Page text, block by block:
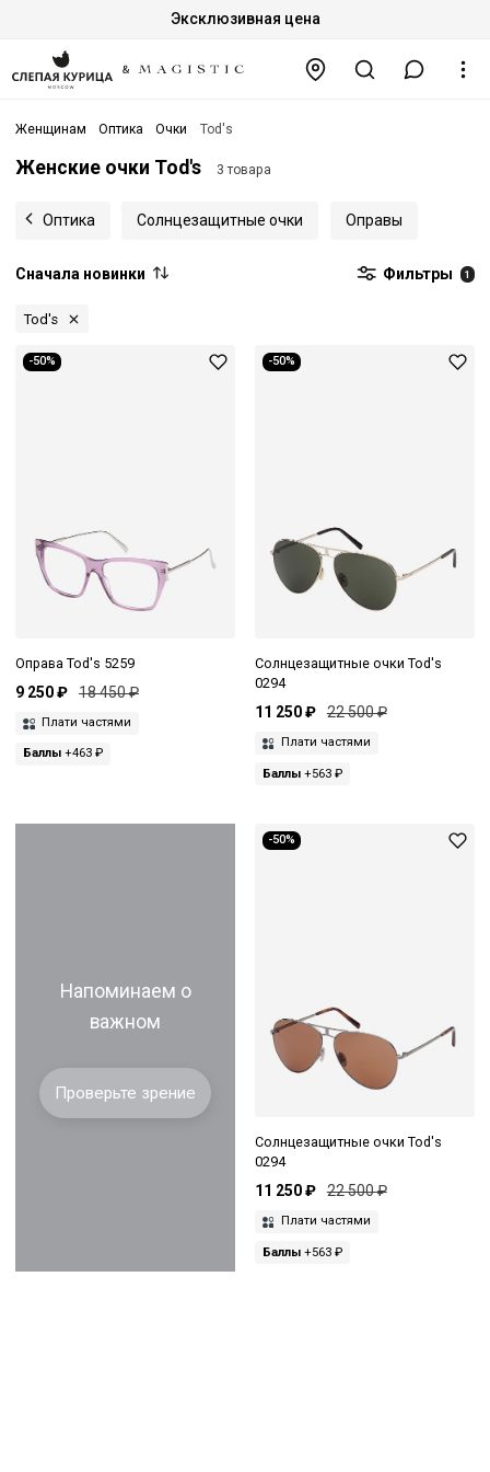
Эксклюзивная цена
Женщинам Оптика Очки Tod's
Женские очки Tod's 3 товара
Оптика Солнцезащитные очки Оправы
Сначала новинки Фильтры 1
Tod's
-50%
Оправа Tod's 5259
9 250 ₽ 18 450 ₽
Плати частями
Баллы +463 ₽
-50%
Солнцезащитные очки Tod's
0294
11 250 ₽ 22 500 ₽
Плати частями
Баллы+563 ₽
Напоминаем о
важном
Проверьте зрение
-50%
Солнцезащитные очки Tod's
0294
11 250 ₽ 22 500 ₽
Плати частями
Баллы+563 ₽